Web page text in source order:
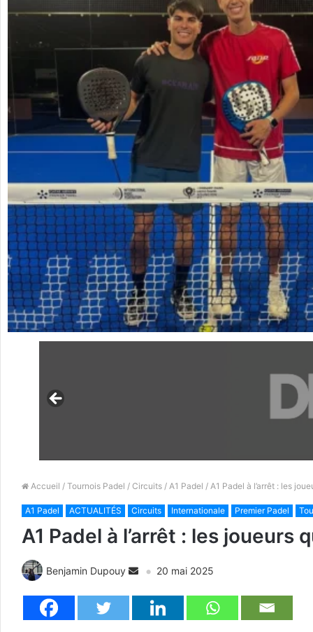
Accueil / Tournois Padel / Circuits / A1 Padel / A1 Padel à l’arrêt : les
A1 Padel ACTUALITÉS Circuits Internationale Premier Padel
A1 Padel à l’arrêt : les
Benjamin Dupouy 20 mai 2025